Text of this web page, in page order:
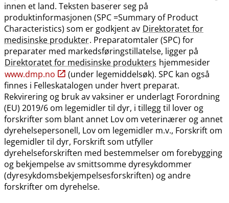
innen et land. Teksten baserer seg på
produktinformasjonen (SPC =Summary of Product
Characteristics) som er godkjent av Direktoratet for
medisinske produkter. Preparatomtaler (SPC) for
preparater med markedsføringstillatelse, ligger på
Direktoratet for medisinske produkters hjemmesider
www.dmp.no
(under legemiddelsøk). SPC kan også
finnes i Felleskatalogen under hvert preparat.
Rekvirering og bruk av vaksiner er underlagt Forordning
(EU) 2019/6 om legemidler til dyr, i tillegg til lover og
forskrifter som blant annet Lov om veterinærer og annet
dyrehelsepersonell, Lov om legemidler m.v., Forskrift om
legemidler til dyr, Forskrift som utfyller
dyrehelseforskriften med bestemmelser om forebygging
og bekjempelse av smittsomme dyresykdommer
(dyresykdomsbekjempelsesforskriften) og andre
forskrifter om dyrehelse.